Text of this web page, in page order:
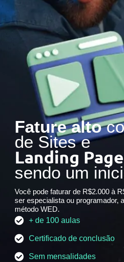
Fature alto
de Sites e
Landing
sendo um
Você pode faturar de R$2.000 à
ser especialista ou programador,
método WED.
+ de 100 aulas
Certificado de conclusão
Sem mensalidades